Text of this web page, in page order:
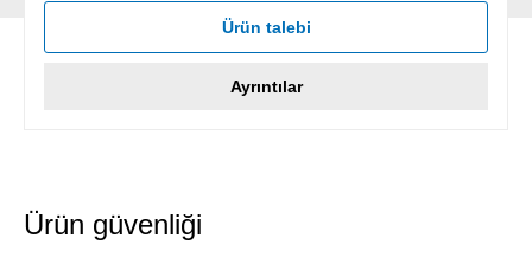
Ürün talebi
Ayrıntılar
Ürün güvenliği